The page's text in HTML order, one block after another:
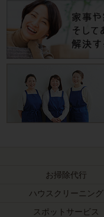
お掃除代行
ハウスクリーニング
スポットサービス